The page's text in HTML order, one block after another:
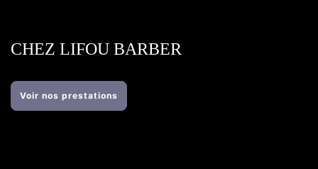
CHEZ LIFOU BARBER
Voir nos prestations